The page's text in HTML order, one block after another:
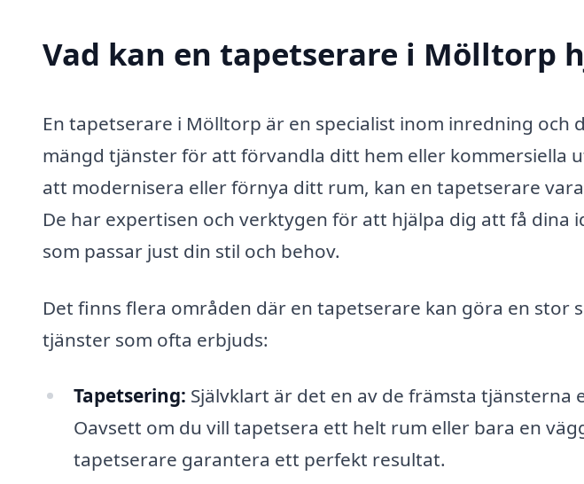
Vad kan en tapetserare i Mölltorp
En tapetserare i Mölltorp är en specialist inom inredning och
mängd tjänster för att förvandla ditt hem eller kommersiella
att modernisera eller förnya ditt rum, kan en tapetserare
De har expertisen och verktygen för att hjälpa dig att få dina
som passar just din stil och behov.
Det finns flera områden där en tapetserare kan göra en stor
tjänster som ofta erbjuds:
Tapetsering: Självklart är det en av de främsta tjänsterna
Oavsett om du vill tapetsera ett helt rum eller bara en
tapetserare garantera ett perfekt resultat.